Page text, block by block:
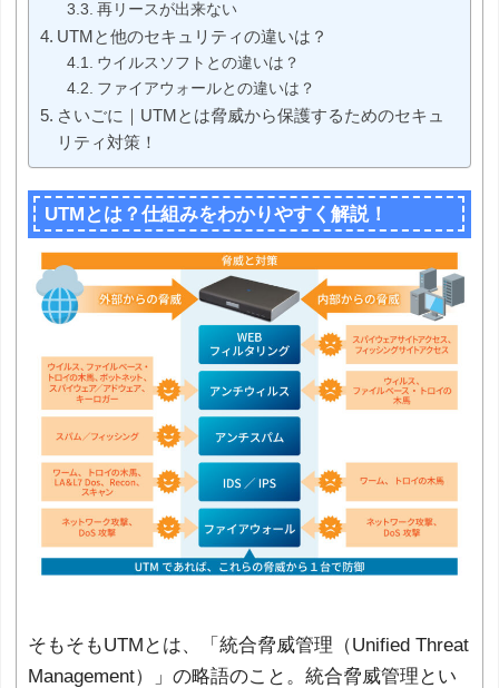
再リースが出来ない
UTMと他のセキュリティの違いは？
ウイルスソフトとの違いは？
ファイアウォールとの違いは？
さいごに｜UTMとは脅威から保護するためのセキュ
リティ対策！
UTMとは？仕組みをわかりやすく解説！
そもそもUTMとは、「統合脅威管理（Unified Threat
Management）」の略語のこと。統合脅威管理とい